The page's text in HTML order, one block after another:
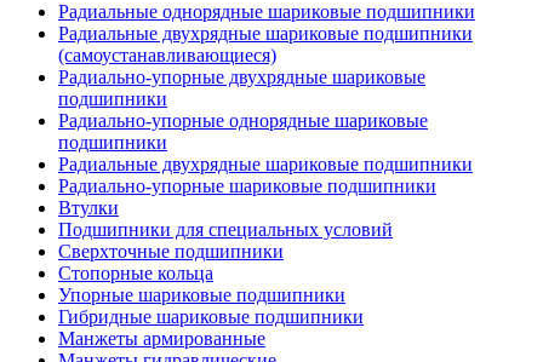
Радиальные однорядные шариковые подшипники
Радиальные двухрядные шариковые подшипники
(самоустанавливающиеся)
Радиально-упорные двухрядные шариковые
подшипники
Радиально-упорные однорядные шариковые
подшипники
Радиальные двухрядные шариковые подшипники
Радиально-упорные шариковые подшипники
Втулки
Подшипники для специальных условий
Сверхточные подшипники
Стопорные кольца
Упорные шариковые подшипники
Гибридные шариковые подшипники
Манжеты армированные